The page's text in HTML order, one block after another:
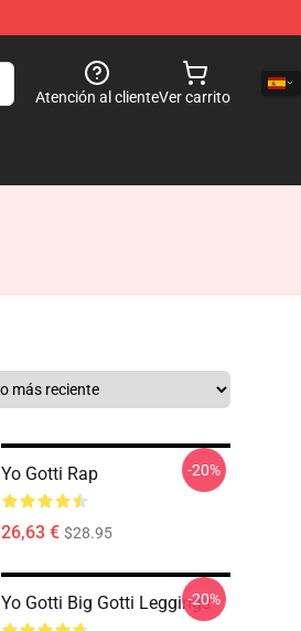
Atención al clienteVer carrito
Yo Gotti Rap
26,63 € $28.95
-20%
Yo Gotti Big Gotti Leggings
-20%